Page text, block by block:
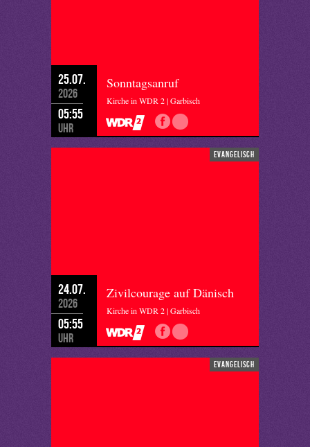
25.07.
2026
05:55
Uhr
Sonntagsanruf
Kirche in WDR 2 | Garbisch
evangelisch
24.07.
2026
05:55
Uhr
Zivilcourage auf Dänisch
Kirche in WDR 2 | Garbisch
evangelisch